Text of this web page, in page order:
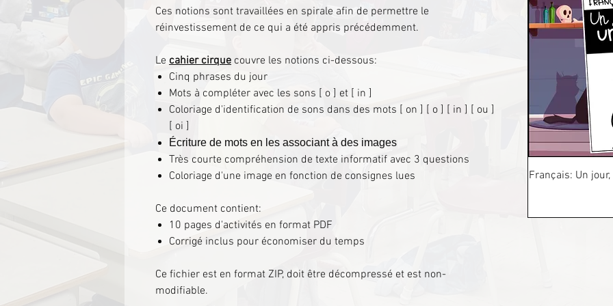
Ces notions sont travaillées en spirale afin de permettre le
réinvestissement de ce qui a été appris précédemment.
Le cahier cirque couvre les notions ci-dessous:
Cinq phrases du jour
Mots à compléter avec les sons [ o ] et [ in ]
Coloriage d'identification de sons dans des mots [ on ] [ o ] [ in ] [ ou ]
[ oi ]
Écriture de mots en les associant à des images
Très courte compréhension de texte informatif avec 3 questions
Coloriage d'une image en fonction de consignes lues
Ce document contient:
10 pages d'activités en format PDF
Corrigé inclus pour économiser du temps
Ce fichier est en format ZIP, doit être décompressé et est non-
modifiable.
Français: Un